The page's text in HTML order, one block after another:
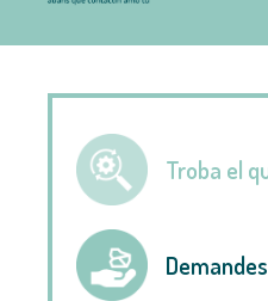
Troba el
Demandes